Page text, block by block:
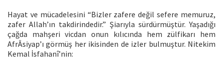
Hayat ve mücadelesini “Bizler zafere değil sefere memuruz,
zafer Allah’ın takdirindedir.” Şiarıyla sürdürmüştür. Yaşadığı
çağda mahşeri vicdan onun kılıcında hem zülfikarı hem
AfrÂsiyap’ı görmüş her ikisinden de izler bulmuştur. Nitekim
Kemal İsfahanî’nin: